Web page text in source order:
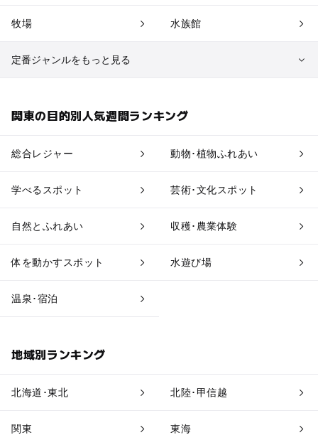
牧場 水族館
定番ジャンルをもっと見る
関東の目的別人気週間ランキング
総合レジャー 動物･植物ふれあい
学べるスポット 芸術･文化スポット
自然とふれあい 収穫･農業体験
体を動かすスポット 水遊び場
温泉･宿泊
地域別ランキング
北海道･東北 北陸･甲信越
関東 東海